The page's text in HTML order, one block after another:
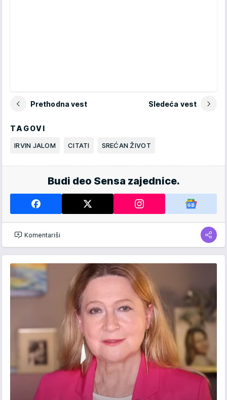
Prethodna vest Sledeća vest
TAGOVI
IRVIN JALOM CITATI SREĆAN ŽIVOT
Budi deo Sensa zajednice.
Komentariši